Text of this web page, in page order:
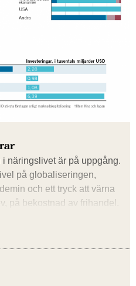
näringslivet är på uppgång.
på globaliseringen,
och ett tryck att värna
på bekostnad av frihandel.